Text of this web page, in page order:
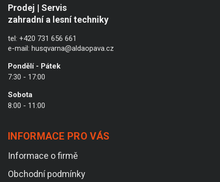
Prodej | Servis
zahradní a lesní techniky
tel: +420 731 656 661
e-mail: husqvarna@aldaopava.cz
Pondělí - Pátek
7:30 - 17:00
Sobota
8:00 - 11:00
INFORMACE PRO VÁS
Informace o firmě
Obchodní podmínky